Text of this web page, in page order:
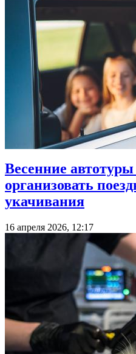
Весенние
организовать
укачивания
16 апреля 2026, 12:17